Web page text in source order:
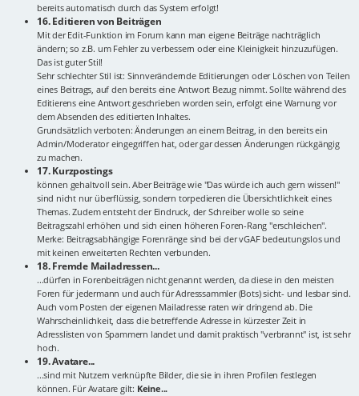
bereits automatisch durch das System erfolgt!
16. Editieren von Beiträgen
Mit der Edit-Funktion im Forum kann man eigene Beiträge nachträglich
ändern; so z.B. um Fehler zu verbessern oder eine Kleinigkeit hinzuzufügen.
Das ist guter Stil!
Sehr schlechter Stil ist: Sinnverändernde Editierungen oder Löschen von Teilen
eines Beitrags, auf den bereits eine Antwort Bezug nimmt. Sollte während des
Editierens eine Antwort geschrieben worden sein, erfolgt eine Warnung vor
dem Absenden des editierten Inhaltes.
Grundsätzlich verboten: Änderungen an einem Beitrag, in den bereits ein
Admin/Moderator eingegriffen hat, oder gar dessen Änderungen rückgängig
zu machen.
17. Kurzpostings
können gehaltvoll sein. Aber Beiträge wie "Das würde ich auch gern wissen!"
sind nicht nur überflüssig, sondern torpedieren die Übersichtlichkeit eines
Themas. Zudem entsteht der Eindruck, der Schreiber wolle so seine
Beitragszahl erhöhen und sich einen höheren Foren-Rang "erschleichen".
Merke: Beitragsabhängige Forenränge sind bei der vGAF bedeutungslos und
mit keinen erweiterten Rechten verbunden.
18. Fremde Mailadressen...
...dürfen in Forenbeiträgen nicht genannt werden, da diese in den meisten
Foren für jedermann und auch für Adresssammler (Bots) sicht- und lesbar sind.
Auch vom Posten der eigenen Mailadresse raten wir dringend ab. Die
Wahrscheinlichkeit, dass die betreffende Adresse in kürzester Zeit in
Adresslisten von Spammern landet und damit praktisch "verbrannt" ist, ist sehr
hoch.
19. Avatare...
...sind mit Nutzern verknüpfte Bilder, die sie in ihren Profilen festlegen
können. Für Avatare gilt: Keine...